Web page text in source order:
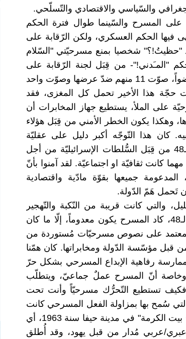
والسّياسي والاقتصادي والتّسلّحي.
على المسرح والسّينما طوال فترة الحكم
حتى سنة 1966 التي انتهى فيها الحكم العسكري، ولكن الرّقابة على
حتى سنة 1989. وقد "حظيتُ!؟" شخصيا بمنع مسرحيّتي "السّلام
فترة الحكم "المـَدني!"- من قِبَل لجنة الرّقابة على
الأفلام والمسرح التي تكوّنت من 13 عضواً، صوّت 11 منهم ضدّ عرضها وصوّت واحد
حجّة هذا الأخير تحمل كل المغزى، فقد
على الملأ، يستطيع جهاز المخابرات أن
وهكذا يكون الخطر الأمني من قِبَل هؤلاء
كان هذا التّوجّه أكبر دليل على عقليّة
السّعي للاختراق الأمني لفلسطينيّي الــ48 من قِبَل السُّلطات الإسرائيليّة من أجل
كانت ثقافيّة او اجتماعيّة. لقد آمنوا بأنّ
المدعومة جميعها بقوّة مادّية واقتصادية
تَحمل هَمّ الدّولة.
والتي كانت قريبة من النّكبة والتّهجير
والواقع الجديد الذي زُجّ به فلسطينيو الـ48، كاد المسرح يكون معدوماً، إلّا ما كان
المعتمد على نصوص مسرحيّات مُستوردة من
قبل مؤسّسة الدّولة ومخابراتها. كان همّنا
ممارسة رفاهية الإبداع المسرحي بشكل حرّ
وخاصة أنّ المسرح عملٌ جماعيّ، ويتطلّب
فكيف تستطيع التّحرُّك مسرحيّاً وأنت تحت
سُمح بها بمزاولة الفعل المسرحي كانت
بعد إقامة السُّلطات الإسرائيليّة "مسرح بيت الكرمة" في مدينة حيفا سنة 1963، أي
عربي مُدار من قبل يهود، وقد أُطلق